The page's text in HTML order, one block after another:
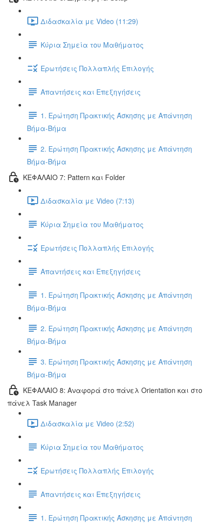
Διδασκαλία με Video (11:29)
Κύρια Σημεία του Μαθήματος
Ερωτήσεις Πολλαπλής Επιλογής
Απαντήσεις και Επεξηγήσεις
1. Ερώτηση Πρακτικής Άσκησης με Απάντηση
Βήμα-Βήμα
2. Ερώτηση Πρακτικής Άσκησης με Απάντηση
Βήμα-Βήμα
ΚΕΦΑΛΑΙΟ 7: Pattern και Folder
Διδασκαλία με Video (7:13)
Κύρια Σημεία του Μαθήματος
Ερωτήσεις Πολλαπλής Επιλογής
Απαντήσεις και Επεξηγήσεις
1. Ερώτηση Πρακτικής Άσκησης με Απάντηση
Βήμα-Βήμα
2. Ερώτηση Πρακτικής Άσκησης με Απάντηση
Βήμα-Βήμα
3. Ερώτηση Πρακτικής Άσκησης με Απάντηση
Βήμα-Βήμα
ΚΕΦΑΛΑΙΟ 8: Αναφορά στο πάνελ Orientation και στο
πάνελ Task Manager
Διδασκαλία με Video (2:52)
Κύρια Σημεία του Μαθήματος
Ερωτήσεις Πολλαπλής Επιλογής
Απαντήσεις και Επεξηγήσεις
1. Ερώτηση Πρακτικής Άσκησης με Απάντηση